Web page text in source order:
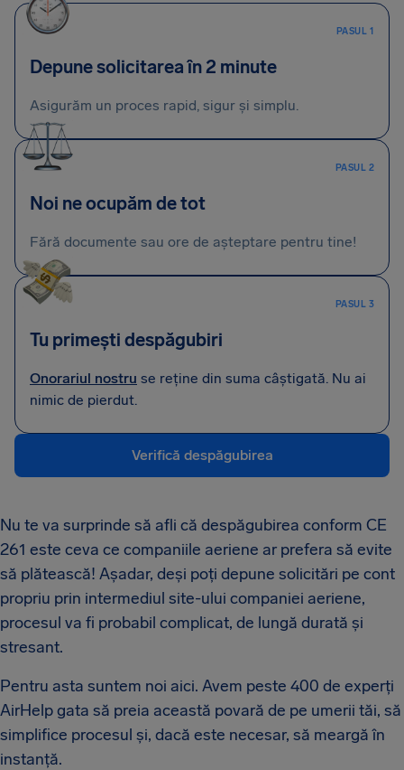
PASUL 1
Depune solicitarea în 2 minute
Asigurăm un proces rapid, sigur și simplu.
PASUL 2
Noi ne ocupăm de tot
Fără documente sau ore de așteptare pentru tine!
PASUL 3
Tu primești despăgubiri
Onorariul nostru se reține din suma câștigată. Nu ai
nimic de pierdut.
Verifică despăgubirea
Nu te va surprinde să afli că despăgubirea conform CE
261 este ceva ce companiile aeriene ar prefera să evite
să plătească! Așadar, deși poți depune solicitări pe cont
propriu prin intermediul site-ului companiei aeriene,
procesul va fi probabil complicat, de lungă durată și
stresant.
Pentru asta suntem noi aici. Avem peste 400 de experți
AirHelp gata să preia această povară de pe umerii tăi, să
simplifice procesul și, dacă este necesar, să meargă în
instanță.